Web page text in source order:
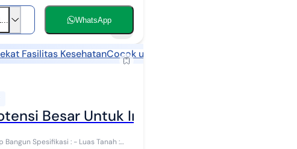
WhatsApp
Fasilitas KesehatanCocok untuk kost
Besar Untuk Investasi